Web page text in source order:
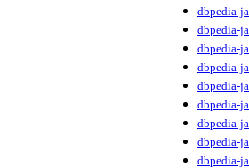
dbpedia-ja
dbpedia-ja
dbpedia-ja
dbpedia-ja
dbpedia-ja
dbpedia-ja
dbpedia-ja
dbpedia-ja
dbpedia-ja